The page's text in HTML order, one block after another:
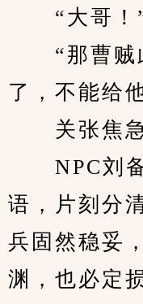
“大哥！
“那曹贼
了，不能给
关张焦急
NPC刘备
语，片刻分
兵固然稳妥
渊，也必定